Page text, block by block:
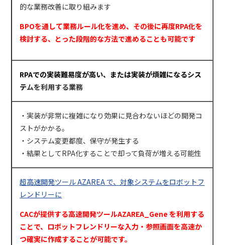
的な業務改善に取り組みます
BPOを通して業務ルール化を進め、その後に再度RPA化を
検討する、とった段階的な方法で進めることも可能です
RPAでの実装難易度が高い、または実装が煩雑になるシス
テムを利用する業務
・実装が非常に複雑になり効果に見合わないほどの開発コ
ストがかかる。
・システム変更都度、保守が発生する
・結果としてRPA化することで却って負荷が増える可能性
超高速開発ツール AZAREA で、対象システムをロボットフ
レンドリーに
CACが提供する高速開発ツールAZAREA_Gene を利用する
ことで、ロボットフレンドリーな入力・参照画面を高速か
つ確実に作成することが可能です。